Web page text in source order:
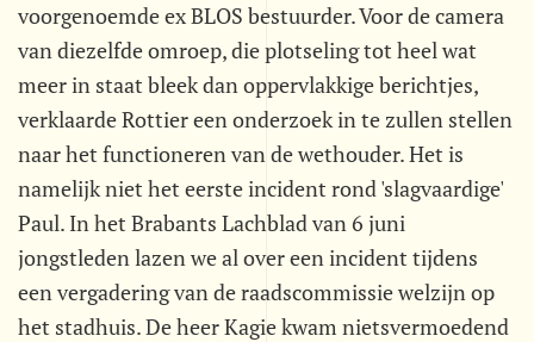
voorgenoemde ex BLOS bestuurder. Voor de camera
van diezelfde omroep, die plotseling tot heel wat
meer in staat bleek dan oppervlakkige berichtjes,
verklaarde Rottier een onderzoek in te zullen stellen
naar het functioneren van de wethouder. Het is
namelijk niet het eerste incident rond 'slagvaardige'
Paul. In het Brabants Lachblad van 6 juni
jongstleden lazen we al over een incident tijdens
een vergadering van de raadscommissie welzijn op
het stadhuis. De heer Kagie kwam nietsvermoedend